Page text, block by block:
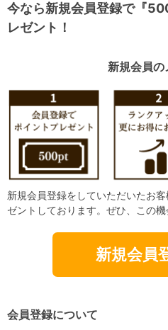
今なら新規会員登録で『
レゼント！
新規会員の
新規会員登録をしていただいたお客
ゼントしております。ぜひ、この機
新規会員
会員登録について